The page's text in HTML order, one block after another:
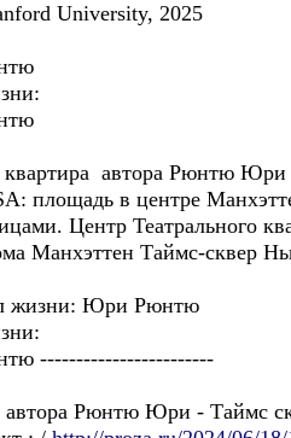
University, 2025
квартира автора Рюнтю
площадь в центрe
Центр Театрального
Манхэттен Таймс-сквер
жизни: Юри Рюнтю
------------------------
автора Рюнтю Юри - Таймс